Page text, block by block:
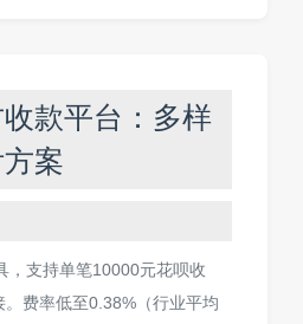
款平台：多样
案
，支持单笔10000元花呗收
费率低至0.38%（行业平均